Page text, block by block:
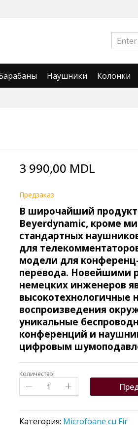
Наушники Колонки
3 990,00 MDL
Предзаказ
В широчайший
Beyerdynamic, кроме
стандартных
для
модели для
перевода. Новейшими
немецких инженеров
высокотехнологичные
воспроизведения
уникальные
конференций и
цифровым
Количество:
Категория: Microfoane cu Fir